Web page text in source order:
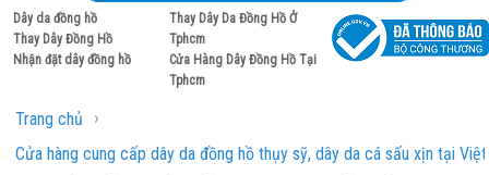
Dây da đồng hồ
Thay Dây Đồng Hồ
Nhận đặt dây đồng hồ
Thay Dây Da Đồng Hồ Ở
Tphcm
Cửa Hàng Dây Đồng Hồ Tại
Tphcm
Trang chủ ›
Cửa hàng cung cấp dây da đồng hồ thụy sỹ, dây da cá sấu xịn tại